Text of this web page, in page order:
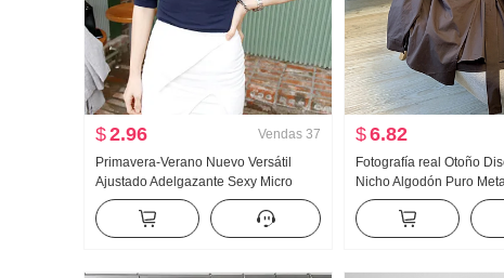
$2.96 Vendas 37
Primavera-Verano Nuevo Versátil
Ajustado Adelgazante Sexy Micro
Transparente Manga corta Camiseta
Interior Cinco Puntos Manga Cuello
en V Camiseta Producto en stock
$6.82
Fotografía real Otoño
Nicho Algodón Puro
Entallado Adelgazante
Manga Larga Camisa